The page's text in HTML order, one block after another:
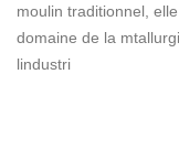
moulin traditionnel,
domaine de la
lindustri